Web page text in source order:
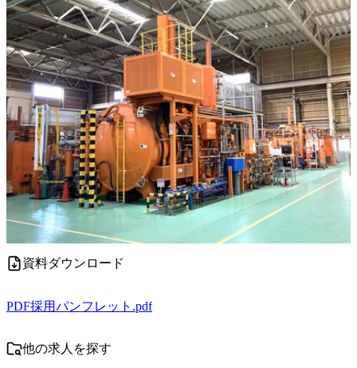
資料ダウンロード
PDF採用パンフレット.pdf
他の求人を探す